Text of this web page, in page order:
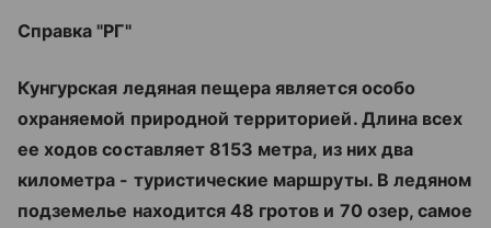
Справка "РГ"
Кунгурская ледяная пещера является особо
охраняемой природной территорией. Длина всех
ее ходов составляет 8153 метра, из них два
километра - туристические маршруты. В ледяном
подземелье находится 48 гротов и 70 озер, самое